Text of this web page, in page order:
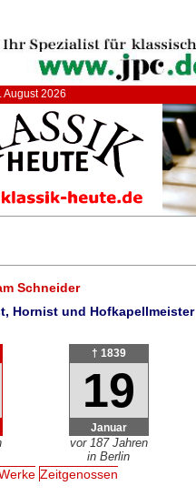
August 2026
Schneider
Hornist und Hofkapellmeister
† 1839
19
Januar
vor 187 Jahren
in Berlin
Zeitgenossen